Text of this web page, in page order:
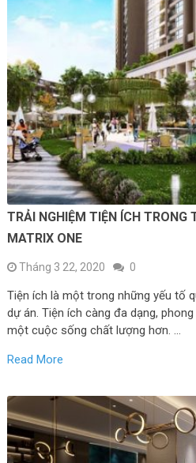
TRẢI NGHIỆM TIỆN ÍCH
MATRIX ONE
Tháng 3 22, 2020 0
Tiện ích là một trong những yếu tố
dự án. Tiện ích càng đa dạng,
một cuộc sống chất lượng hơn. …
Read More